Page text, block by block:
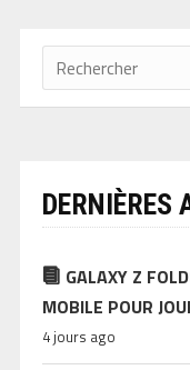
DERNIÈRES
GALAXY Z
MOBILE POUR
4 jours ago